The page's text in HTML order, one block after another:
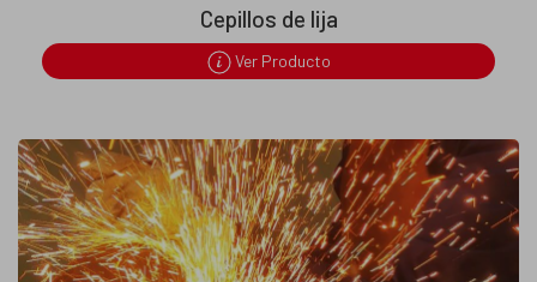
Cepillos de lija
Ver Producto